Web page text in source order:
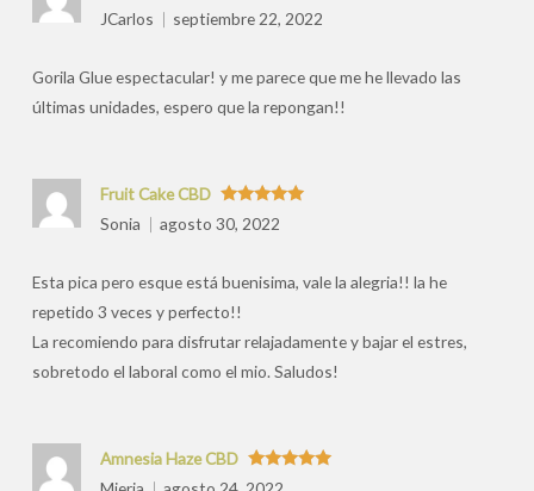
Valorado
con5de 5
JCarlos
septiembre 22, 2022
Gorila Glue espectacular! y me parece que me he llevado las
últimas unidades, espero que la repongan!!
Valorado
con5de 5
Fruit Cake CBD
Sonia
agosto 30, 2022
Esta pica pero esque está buenisima, vale la alegria!! la he
repetido 3 veces y perfecto!!
La recomiendo para disfrutar relajadamente y bajar el estres,
sobretodo el laboral como el mio. Saludos!
Valorado
Amnesia Haze CBD